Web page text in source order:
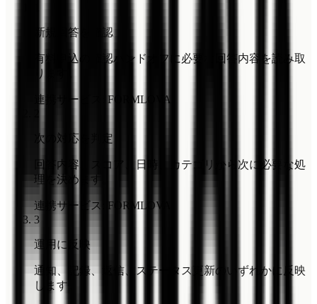
新規回答を確認
有料申込の確認ハンドオフに必要な回答内容を読み取
ります。
連携サービス
FORMLOVA
次の対応を判定
回答内容、スコア、日時、カテゴリから次に必要な処
理を決めます。
連携サービス
FORMLOVA
3
運用に反映
通知、記録、返信、ステータス更新のいずれかに反映
します。